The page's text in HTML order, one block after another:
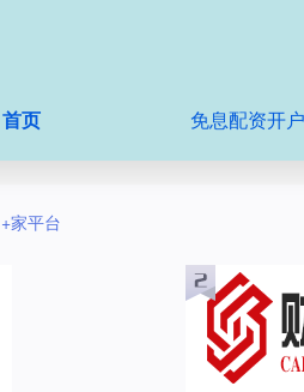
首页 免息配资开户
+家平台